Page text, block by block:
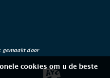
gemaakt door
cookies om u de beste